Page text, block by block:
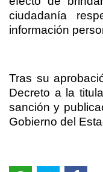
ciudadanía
información
Tras su
Decreto a la
sanción y
Gobierno del